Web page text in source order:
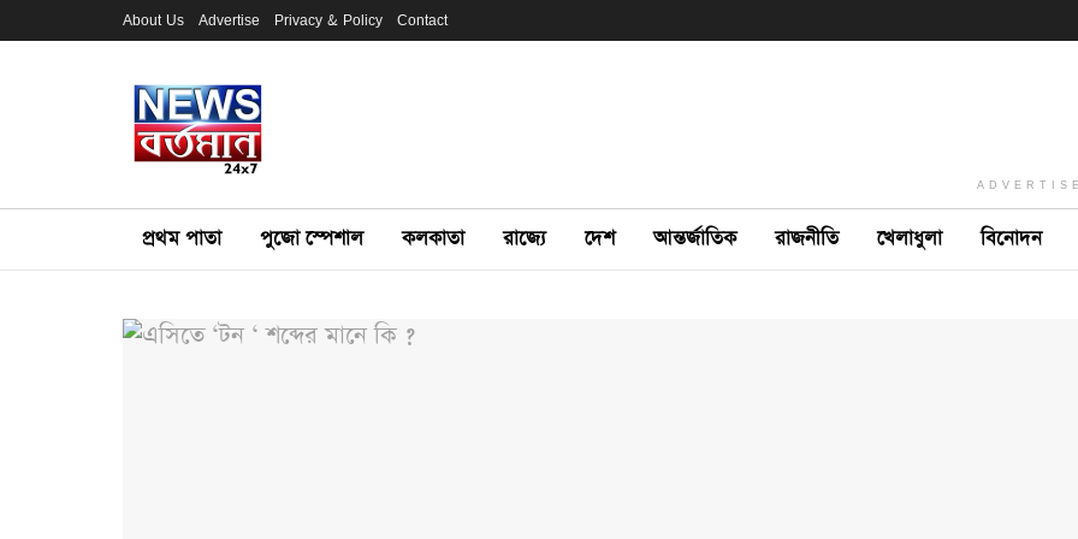
About Us Advertise Privacy & Policy Contact
প্রথম পাতা পুজো স্পেশাল কলকাতা রাজ্যে দেশ আন্তর্জাতিক রাজনীতি খেলাধুলা বিনোদন